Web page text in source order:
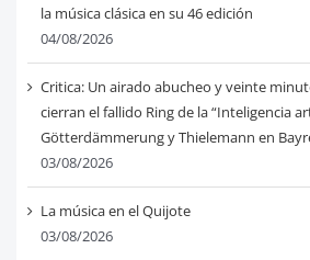
la música clásica en su 46 edición
04/08/2026
Critica: Un airado abucheo y veinte
cierran el fallido Ring de la “Inteligencia
Götterdämmerung y Thielemann en
03/08/2026
La música en el Quijote
03/08/2026